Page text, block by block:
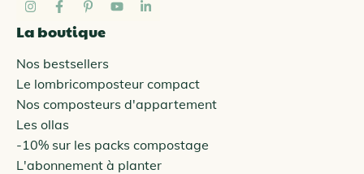
La boutique
Nos bestsellers
Le lombricomposteur compact
Nos composteurs d'appartement
Les ollas
-10% sur les packs compostage
L'abonnement à planter